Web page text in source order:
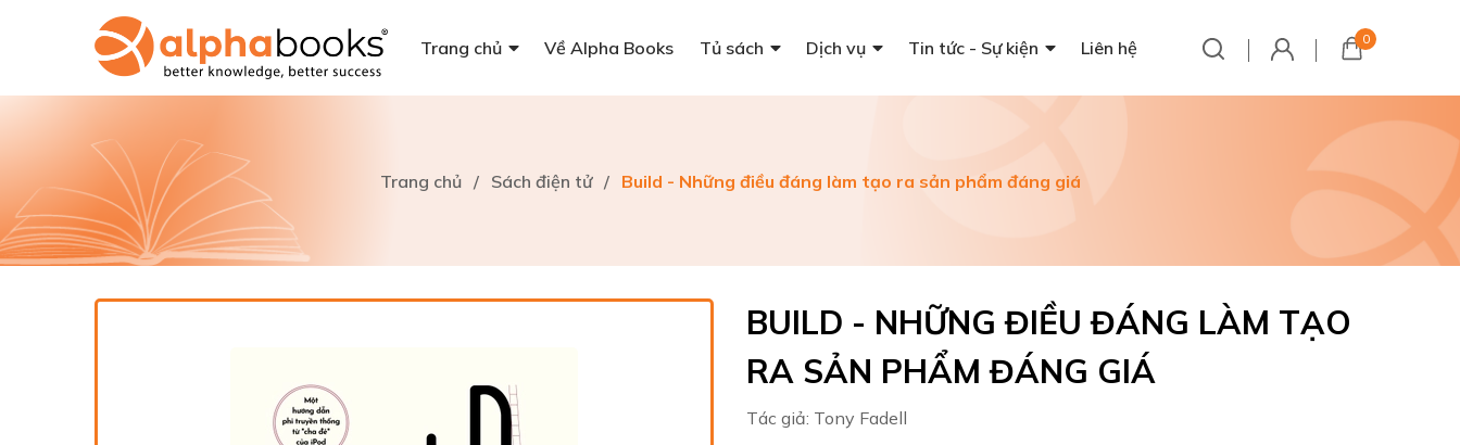
Trang chủ Về Alpha Books Tủ sách Dịch vụ Tin tức - Sự kiện Liên hệ 0
Trang chủ / Sách điện tử / Build - Những điều đáng làm tạo ra sản phẩm đáng giá
BUILD - NHỮNG ĐIỀU ĐÁNG LÀM TẠO
RA SẢN PHẨM ĐÁNG GIÁ
Tác giả: Tony Fadell